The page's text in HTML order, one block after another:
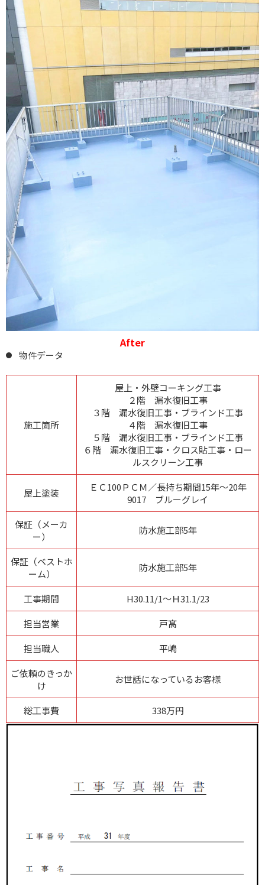
After
物件データ
施工箇所
屋上・外壁コーキング工事
２階 漏水復旧工事
３階 漏水復旧工事・ブラインド工事
４階 漏水復旧工事
５階 漏水復旧工事・ブラインド工事
６階 漏水復旧工事・クロス貼工事・ロー
ルスクリーン工事
屋上塗装
ＥＣ100ＰＣＭ／長持ち期間15年～20年
9017 ブルーグレイ
保証（メーカ
ー）
防水施工部5年
保証（ベストホ
ーム）
防水施工部5年
工事期間
H30.11/1～Ｈ31.1/23
担当営業
戸髙
担当職人
平嶋
ご依頼のきっか
け
お世話になっているお客様
総工事費 338万円